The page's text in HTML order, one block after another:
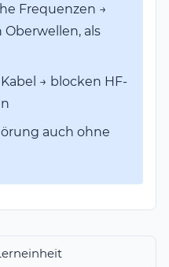
Frequenzen →
als
→ blocken HF-
auch ohne